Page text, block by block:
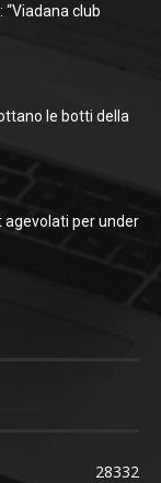
“Viadana club
le botti della
agevolati per under
28332